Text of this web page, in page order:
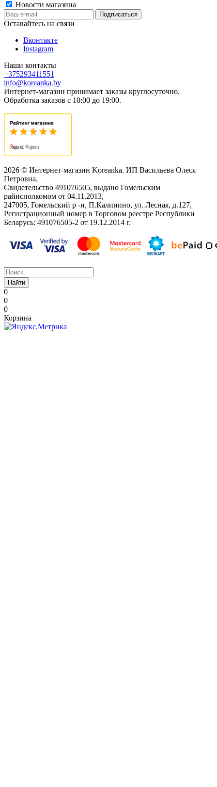
Новости магазина
Оставайтесь на связи
Вконтакте
Instagram
Наши контакты
+375293411551
info@koreanka.by
Интернет-магазин принимает заказы круглосуточно.
Обработка заказов с 10:00 до 19:00.
2026 © Интернет-магазин Koreanka. ИП Васильева Олеся
Петровна,
Свидетельство ‎491076505, выдано Гомельским
райисполкомом от 04.11.2013,
247005, Гомельский р -н, П.Калинино, ул. Лесная, д.127,
Регистрационный номер в Торговом реестре Республики
Беларусь: ‎491076505-2 от 19.12.2014 г.
Найти
0
0
0
Корзина